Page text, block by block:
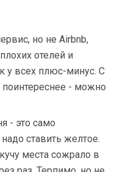
но не Airbnb,
отелей и
у всех плюс-минус. С
- можно
- это само
ставить желтое.
места сожрало в